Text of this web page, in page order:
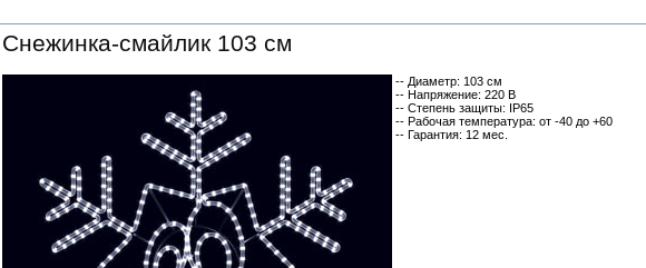
Снежинка-смайлик 103 см
-- Диаметр: 103 см
-- Напряжение: 220 В
-- Степень защиты: IP65
-- Рабочая температура: от -40 до +60
-- Гарантия: 12 мес.